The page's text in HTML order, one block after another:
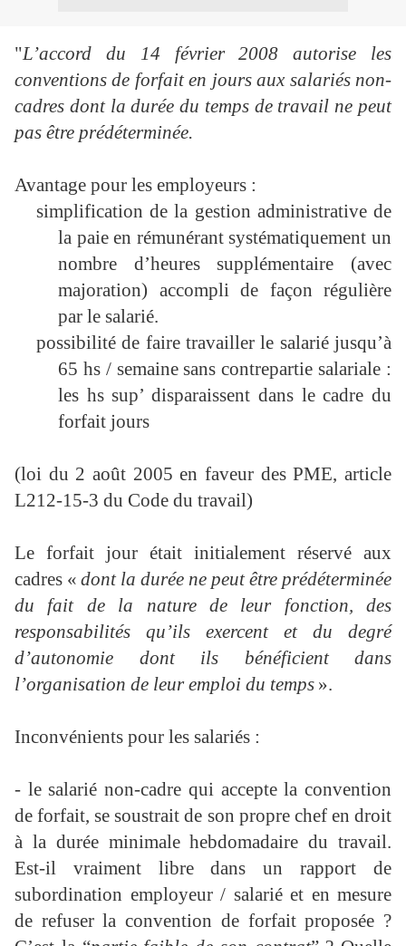
"L’accord du 14 février 2008 autorise les
conventions de forfait en jours aux salariés non-
cadres dont la durée du temps de travail ne peut
pas être prédéterminée.
Avantage pour les employeurs :
simplification de la gestion administrative de
la paie en rémunérant systématiquement un
nombre d’heures supplémentaire (avec
majoration) accompli de façon régulière
par le salarié.
possibilité de faire travailler le salarié jusqu’à
65 hs / semaine sans contrepartie salariale :
les hs sup’ disparaissent dans le cadre du
forfait jours
(loi du 2 août 2005 en faveur des PME, article
L212-15-3 du Code du travail)
Le forfait jour était initialement réservé aux
cadres « dont la durée ne peut être prédéterminée
du fait de la nature de leur fonction, des
responsabilités qu’ils exercent et du degré
d’autonomie dont ils bénéficient dans
l’organisation de leur emploi du temps ».
Inconvénients pour les salariés :
- le salarié non-cadre qui accepte la convention
de forfait, se soustrait de son propre chef en droit
à la durée minimale hebdomadaire du travail.
Est-il vraiment libre dans un rapport de
subordination employeur / salarié et en mesure
de refuser la convention de forfait proposée ?